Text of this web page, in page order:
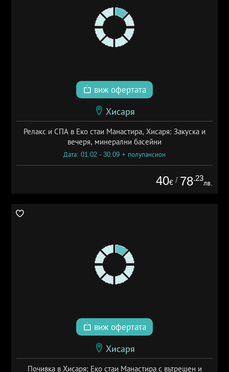
виж офертата
Хисаря
Релакс и СПА в Еко стаи Манастира, Хисаря: Закуска и
вечеря, минерални басейни
Дата: 01.02 - 30.09 + полупансион
40€ / 78.23
лв.
виж офертата
Хисаря
Почивка в Хисаря: Еко стаи Манастира с вътрешен и